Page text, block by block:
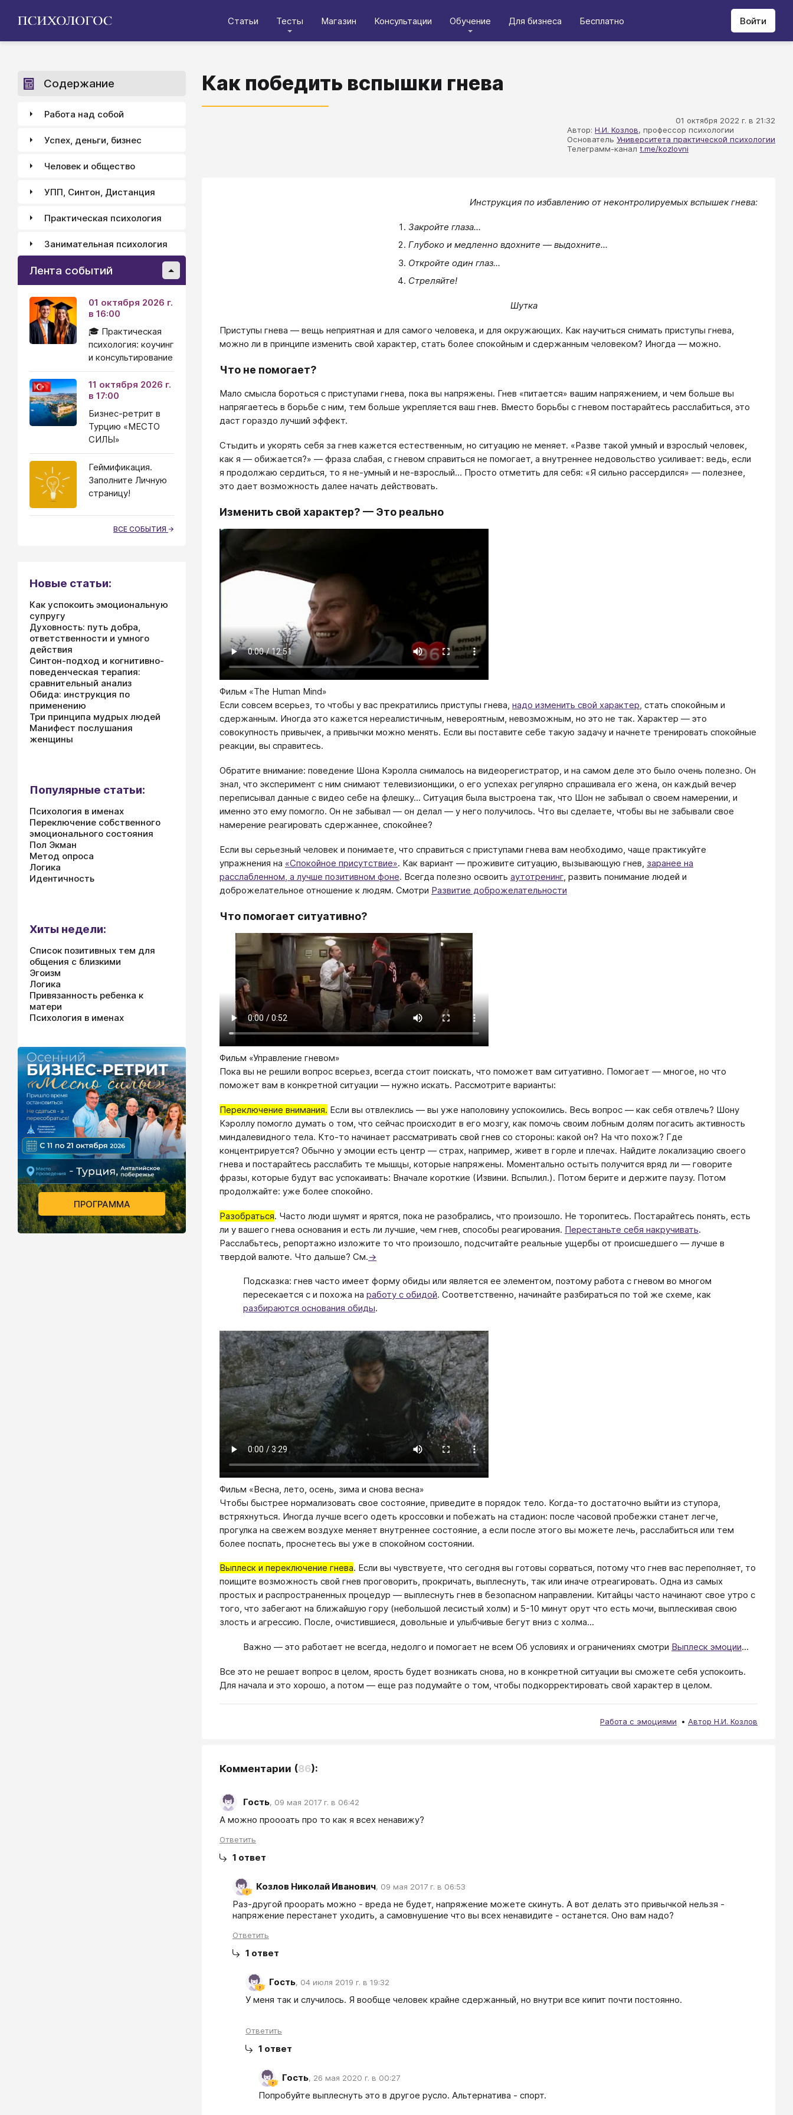
Статьи Тесты Магазин Консультации Обучение Для бизнеса Бесплатно Войти
Как победить вспышки гнева
01 октября 2022 г. в 21:32
Автор: Н.И. Козлов, профессор психологии
Основатель Университета практической психологии
Телеграмм-канал t.me/kozlovni
Инструкция по избавлению от неконтролируемых вспышек гнева:
Закройте глаза...
Глубоко и медленно вдохните — выдохните...
Откройте один глаз...
Стреляйте!
Шутка
Приступы гнева — вещь неприятная и для самого человека, и для окружающих. Как научиться снимать приступы гнева,
можно ли в принципе изменить свой характер, стать более спокойным и сдержанным человеком? Иногда — можно.
Что не помогает?
Мало смысла бороться с приступами гнева, пока вы напряжены. Гнев «питается» вашим напряжением, и чем больше вы
напрягаетесь в борьбе с ним, тем больше укрепляется ваш гнев. Вместо борьбы с гневом постарайтесь расслабиться, это
даст гораздо лучший эффект.
Стыдить и укорять себя за гнев кажется естественным, но ситуацию не меняет. «Разве такой умный и взрослый человек,
как я — обижается?» — фраза слабая, с гневом справиться не помогает, а внутреннее недовольство усиливает: ведь, если
я продолжаю сердиться, то я не-умный и не-взрослый… Просто отметить для себя: «Я сильно рассердился» — полезнее,
это дает возможность далее начать действовать.
Изменить свой характер? — Это реально
Фильм «The Human Mind»
Если совсем всерьез, то чтобы у вас прекратились приступы гнева, надо изменить свой характер, стать спокойным и
сдержанным. Иногда это кажется нереалистичным, невероятным, невозможным, но это не так. Характер — это
совокупность привычек, а привычки можно менять. Если вы поставите себе такую задачу и начнете тренировать спокойные
реакции, вы справитесь.
Обратите внимание: поведение Шона Кэролла снималось на видеорегистратор, и на самом деле это было очень полезно. Он
знал, что эксперимент с ним снимают телевизионщики, о его успехах регулярно спрашивала его жена, он каждый вечер
переписывал данные с видео себе на флешку... Ситуация была выстроена так, что Шон не забывал о своем намерении, и
именно это ему помогло. Он не забывал — он делал — у него получилось. Что вы сделаете, чтобы вы не забывали свое
намерение реагировать сдержаннее, спокойнее?
Если вы серьезный человек и понимаете, что справиться с приступами гнева вам необходимо, чаще практикуйте
упражнения на «Спокойное присутствие». Как вариант — проживите ситуацию, вызывающую гнев, заранее на
расслабленном, а лучше позитивном фоне. Всегда полезно освоить аутотренинг , развить понимание людей и
доброжелательное отношение к людям. Смотри Развитие доброжелательности
Что помогает ситуативно?
Фильм «Управление гневом»
Пока вы не решили вопрос всерьез, всегда стоит поискать, что поможет вам ситуативно. Помогает — многое, но что
поможет вам в конкретной ситуации — нужно искать. Рассмотрите варианты: ​​​​​​
Переключение внимания. Если вы отвлеклись — вы уже наполовину успокоились. Весь вопрос — как себя отвлечь? Шону
Кэроллу помогло думать о том, что сейчас происходит в его мозгу, как помочь своим лобным долям погасить активность
миндалевидного тела. Кто-то начинает рассматривать свой гнев со стороны: какой он? На что похож? Где
концентрируется? Обычно у эмоции есть центр — страх, например, живет в горле и плечах. Найдите локализацию своего
гнева и постарайтесь расслабить те мышцы, которые напряжены. Моментально остыть получится вряд ли — говорите
фразы, которые будут вас успокаивать: Вначале короткие (Извини. Вспылил.). Потом берите и держите паузу. Потом
продолжайте: уже более спокойно.
Разобраться. Часто люди шумят и ярятся, пока не разобрались, что произошло. Не торопитесь. Постарайтесь понять, есть
ли у вашего гнева основания и есть ли лучшие, чем гнев, способы реагирования. Перестаньте себя накручивать.
Расслабьтесь, репортажно изложите то что произошло, подсчитайте реальные ущербы от происшедшего — лучше в
твердой валюте. Что дальше? См.→
Подсказка: гнев часто имеет форму обиды или является ее элементом, поэтому работа с гневом во многом
пересекается с и похожа на работу с обидой. Соответственно, начинайте разбираться по той же схеме, как
разбираются основания обиды.
Фильм «Весна, лето, осень, зима и снова весна»
Чтобы быстрее нормализовать свое состояние, приведите в порядок тело. Когда-то достаточно выйти из ступора,
встряхнуться. Иногда лучше всего одеть кроссовки и побежать на стадион: после часовой пробежки станет легче,
прогулка на свежем воздухе меняет внутреннее состояние, а если после этого вы можете лечь, расслабиться или тем
более поспать, проснетесь вы уже в спокойном состоянии.
Выплеск и переключение гнева. Если вы чувствуете, что сегодня вы готовы сорваться, потому что гнев вас переполняет, то
поищите возможность свой гнев проговорить, прокричать, выплеснуть, так или иначе отреагировать. Одна из самых
простых и распространенных процедур — выплеснуть гнев в безопасном направлении. Китайцы часто начинают свое утро с
того, что забегают на ближайшую гору (небольшой лесистый холм) и 5-10 минут орут что есть мочи, выплескивая свою
злость и агрессию. После, очистившиеся, довольные и улыбчивые бегут вниз с холма...
Важно — это работает не всегда, недолго и помогает не всем Об условиях и ограничениях смотри Выплеск эмоции...
Все это не решает вопрос в целом, ярость будет возникать снова, но в конкретной ситуации вы сможете себя успокоить.
Для начала и это хорошо, а потом — еще раз подумайте о том, чтобы подкорректировать свой характер в целом.
Работа с эмоциями Автор Н.И. Козлов
Комментарии (86):
Гость, 09 мая 2017 г. в 06:42
А можно проооать про то как я всех ненавижу?
Ответить
1 ответ
Козлов Николай Иванович, 09 мая 2017 г. в 06:53
Раз-другой проорать можно - вреда не будет, напряжение можете скинуть. А вот делать это привычкой нельзя -
напряжение перестанет уходить, а самовнушение что вы всех ненавидите - останется. Оно вам надо?
Ответить
1 ответ
Гость, 04 июля 2019 г. в 19:32
У меня так и случилось. Я вообще человек крайне сдержанный, но внутри все кипит почти постоянно.
Ответить
1 ответ
Гость, 26 мая 2020 г. в 00:27
Попробуйте выплеснуть это в другое русло. Альтернатива - спорт.
Содержание
Работа над собой
Успех, деньги, бизнес
Человек и общество
УПП, Синтон, Дистанция
Практическая психология
Занимательная психология
Лента событий
01 октября 2026 г.
в 16:00
🎓 Практическая
психология: коучинг
и консультирование
11 октября 2026 г.
в 17:00
Бизнес-ретрит в
Турцию «МЕСТО
СИЛЫ»
Геймификация.
Заполните Личную
страницу!
ВСЕ СОБЫТИЯ
Новые статьи:
Как успокоить эмоциональную
супругу
Духовность: путь добра,
ответственности и умного
действия
Синтон-подход и когнитивно-
поведенческая терапия:
сравнительный анализ
Обида: инструкция по
применению
Три принципа мудрых людей
Манифест послушания
женщины
Популярные статьи:
Психология в именах
Переключение собственного
эмоционального состояния
Пол Экман
Метод опроса
Логика
Идентичность
Хиты недели:
Список позитивных тем для
общения с близкими
Эгоизм
Логика
Привязанность ребенка к
матери
Психология в именах
ПРОГРАММА